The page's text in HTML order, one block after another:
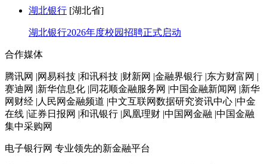
湖北银行 [湖北省]
湖北银行2026年度校园招聘正式启动
合作媒体
腾讯网 |网易科技 |和讯科技 |财新网 |金融界银行 |东方财富网 |
赛迪网 |新华信息化 |同花顺金融服务网 |中国金融新闻网 |新华
网财经 |人民网金融频道 |中文互联网数据研究资讯中心 |中金
在线 |证券日报网 |和讯银行 |凤凰理财 |中国网金融 |中国金融
集中采购网
电子银行网 专业领先的新金融平台